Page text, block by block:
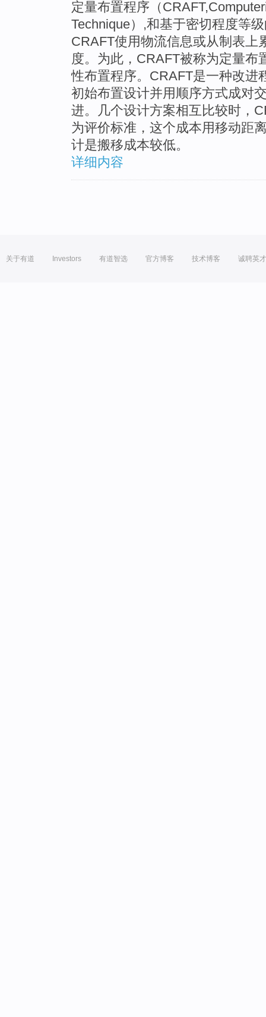
定量布置程序（
Technique）,和基于密切程度等
CRAFT使用物流信息或从制表上
度。为此，CRAFT被称为定量布
性布置程序。CRAFT是一种改进
初始布置设计并用顺序方式成对
进。几个设计方案相互比较时，
为评价标准，这个成本用移动距
计是搬移成本较低。
详细内容
关于有道 Investors 有道智选 官方博客 技术博客 诚聘英才